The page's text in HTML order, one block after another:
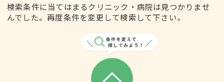
検索条件に当てはまるクリニック・病院は見つかりませ
んでした。再度条件を変更して検索して下さい。